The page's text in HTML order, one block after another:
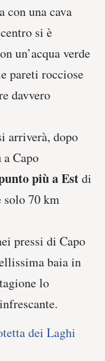
con una cava
si è
un’acqua verde
pareti rocciose
davvero
arriverà, dopo
a Capo
più a Estdi
solo 70 km
pressi di Capo
baia in
lo
dei Laghi